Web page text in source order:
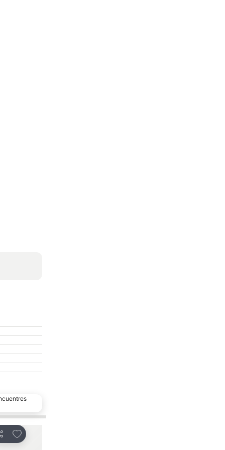
Agregar a favoritos